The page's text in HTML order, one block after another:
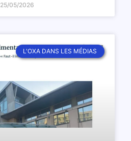
25/05/2026
L'OXA DANS LES MÉDIAS